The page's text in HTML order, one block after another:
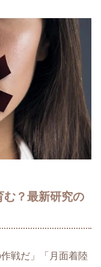
む？最新研究の
戦だ」「月面着陸